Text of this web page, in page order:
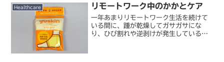
Healthcare リモートワーク中のかかとケア
一年あまりリモートワーク生活を続けて
いる間に、踵が乾燥してガサガサにな
り、ひび割れや逆剥けが発生しているこ